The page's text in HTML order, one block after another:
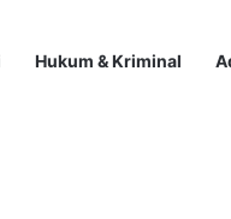
Hukum & Kriminal